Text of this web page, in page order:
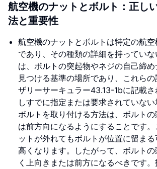
航空機のナットとボルト：正し
法と重要性
航空機のナットとボルトは特定の航
であり、その種類の詳細を持ってい
は、ボルトの突起物やネジの自己締
見つける基準の場所であり、これら
ザリーサーキュラー43.13-1bに記載
しすでに指定または要求されていな
ボルトを取り付ける方法は、ボルト
は前方向になるようにすることです
ットが外れてもボルトが位置に留まる
高くなります。したがって、ボルト
く上向きまたは前方になるべきです